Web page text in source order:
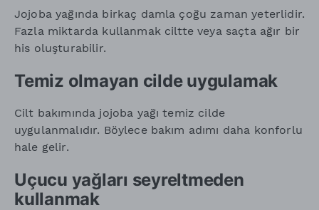
Jojoba yağında birkaç damla çoğu zaman yeterlidir.
Fazla miktarda kullanmak ciltte veya saçta ağır bir
his oluşturabilir.
Temiz olmayan cilde uygulamak
Cilt bakımında jojoba yağı temiz cilde
uygulanmalıdır. Böylece bakım adımı daha konforlu
hale gelir.
Uçucu yağları seyreltmeden
kullanmak